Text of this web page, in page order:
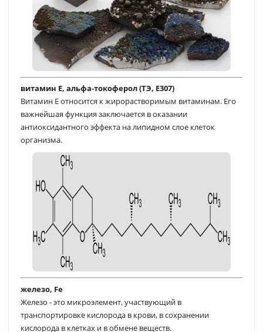
витамин Е, альфа-токоферол (ТЭ, E307)
Витамин E относится к жирорастворимым витаминам. Его
важнейшая функция заключается в оказании
антиоксидантного эффекта на липидном слое клеток
организма.
железо, Fe
Железо - это микроэлемент, участвующий в
транспортировке кислорода в крови, в сохранении
кислорода в клетках и в обмене веществ.